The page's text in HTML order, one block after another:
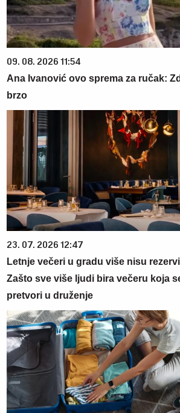
09. 08. 2026 11:54
Ana Ivanović ovo sprema za ručak:
brzo
23. 07. 2026 12:47
Letnje večeri u gradu više nisu
Zašto sve više ljudi bira večeru koja
pretvori u druženje